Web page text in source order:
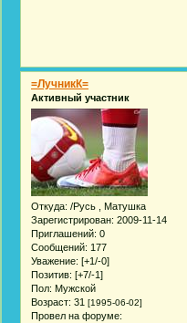
=ЛучникК=
Активный участник
Откуда: /Русь , Матушка
Зарегистрирован: 2009-11-14
Приглашений: 0
Сообщений: 177
Уважение: [+1/-0]
Позитив: [+7/-1]
Пол: Мужской
Возраст: 31 [1995-06-02]
Провел на форуме: